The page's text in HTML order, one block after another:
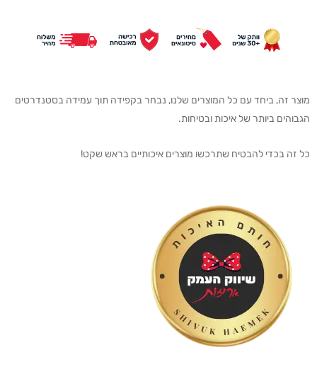
מוצר זה, ביחד עם כל המוצרים שלנו, נבחר בקפידה תוך עמידה בסטנדרטים
הגבוהים ביותר של איכות ובטיחות.
כל זה בכדי להבטיח שתרכשו מוצרים איכותיים בראש שקט!